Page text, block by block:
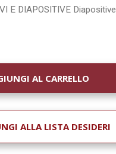
E DIAPOSITIVE Diapositive
ALLA LISTA DESIDERI